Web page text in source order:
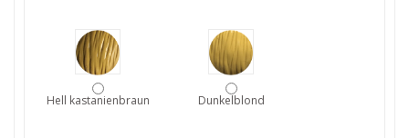
Hell kastanienbraun Dunkelblond